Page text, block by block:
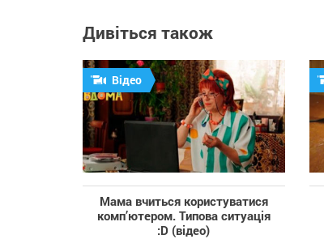
Дивіться також
Відео
Мама вчиться користуватися
комп’ютером. Типова ситуація
:D (відео)